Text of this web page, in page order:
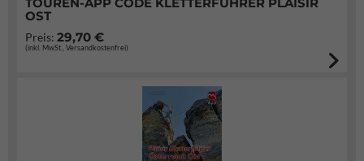
OST
Preis: 29,70 €
(inkl. MwSt., Versandkostenfrei)